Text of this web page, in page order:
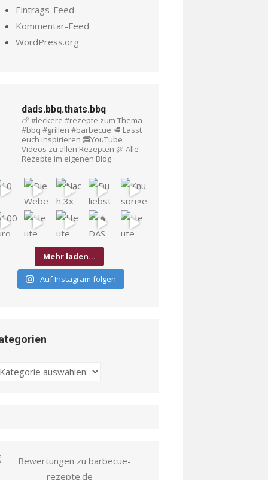
Eintrags-Feed
Kommentar-Feed
WordPress.org
dads.bbq.thats.bbq
🍗 #leckere #rezepte zum Thema
#bbq #grillen #barbecue 🥩 Lasst
euch inspirieren 🥓YouTube
Videos zu allen Rezepten 🍖 Alle
Rezepte im eigenen Blog
Mehr laden…
Auf Instagram folgen